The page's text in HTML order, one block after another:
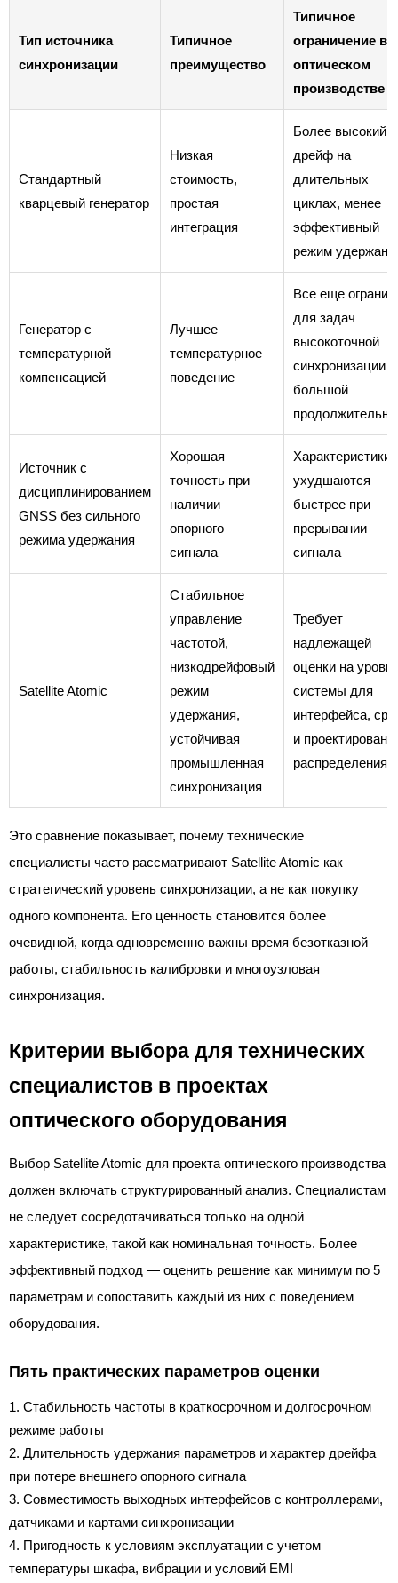
Тип источника
синхронизации
Типичное
преимущество
Типичное
ограничение в
оптическом
производстве
Стандартный
кварцевый генератор
Низкая
стоимость,
простая
интеграция
Более высокий
дрейф на
длительных
циклах, менее
эффективный
режим
Генератор с
температурной
компенсацией
Лучшее
температурное
поведение
Все еще
для задач
высокоточной
синхронизации
большой
Источник с
дисциплинированием
GNSS без сильного
режима удержания
Хорошая
точность при
наличии
опорного
сигнала
Характеристики
ухудшаются
быстрее при
прерывании
сигнала
Satellite Atomic
Стабильное
управление
частотой,
низкодрейфовый
режим
удержания,
устойчивая
промышленная
синхронизация
Требует
надлежащей
оценки на
системы для
интерфейса,
и
распределения
Это сравнение показывает, почему технические
специалисты часто рассматривают Satellite Atomic как
стратегический уровень синхронизации, а не как покупку
одного компонента. Его ценность становится более
очевидной, когда одновременно важны время безотказной
работы, стабильность калибровки и многоузловая
синхронизация.
Критерии выбора для технических
специалистов в проектах
оптического оборудования
Выбор Satellite Atomic для проекта оптического производства
должен включать структурированный анализ. Специалистам
не следует сосредотачиваться только на одной
характеристике, такой как номинальная точность. Более
эффективный подход — оценить решение как минимум по 5
параметрам и сопоставить каждый из них с поведением
оборудования.
Пять практических параметров оценки
Стабильность частоты в краткосрочном и долгосрочном
режиме работы
Длительность удержания параметров и характер дрейфа
при потере внешнего опорного сигнала
Совместимость выходных интерфейсов с контроллерами,
датчиками и картами синхронизации
Пригодность к условиям эксплуатации с учетом
температуры шкафа, вибрации и условий EMI